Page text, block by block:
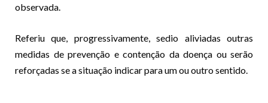
observada.
Referiu que, progressivamente, sedio aliviadas outras
medidas de prevenção e contenção da doença ou serão
reforçadas se a situação indicar para um ou outro sentido.